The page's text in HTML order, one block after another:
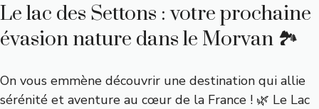
Le lac des Settons : votre prochaine
évasion nature dans le Morvan 🏞️
On vous emmène découvrir une destination qui allie
sérénité et aventure au cœur de la France ! 🌿 Le Lac